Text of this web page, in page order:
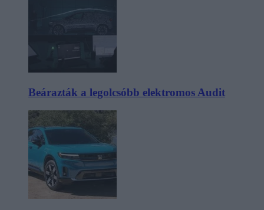
Beárazták a legolcsóbb elektromos Audit